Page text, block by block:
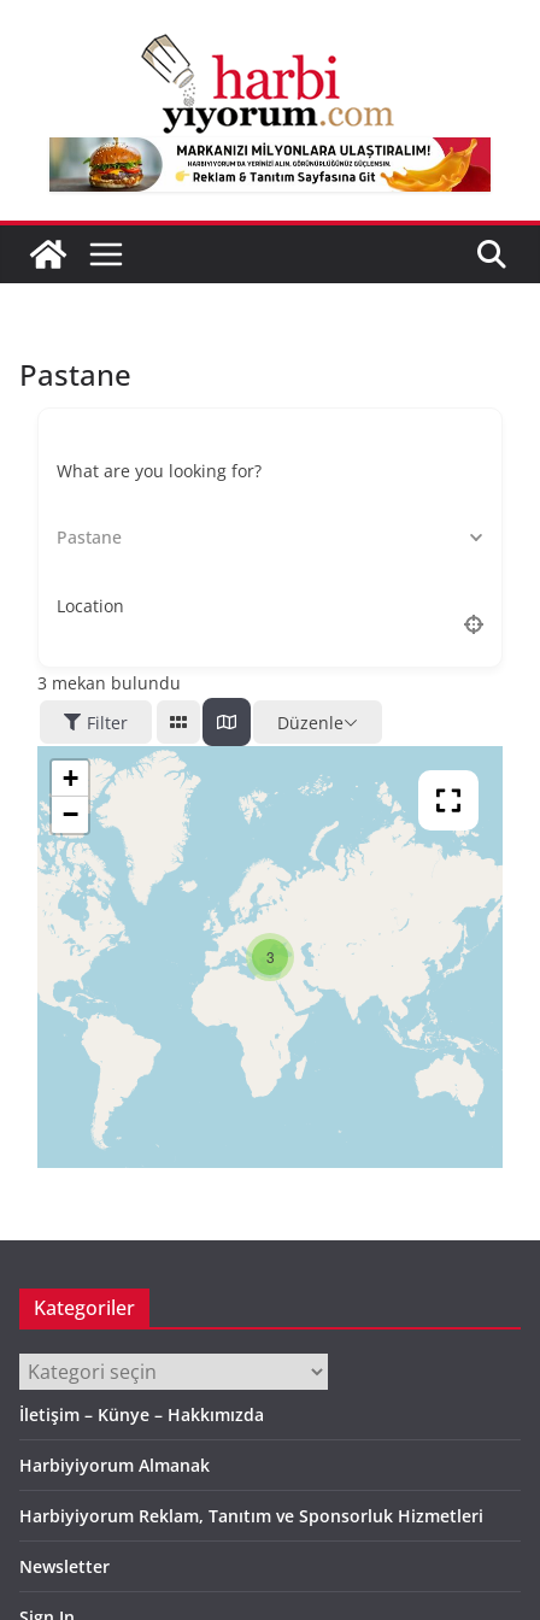
Pastane
What are you looking for?
Pastane
Location
3 mekan bulundu
Filter
Düzenle
3
+
−
Kategoriler
Kategoriler
İletişim – Künye – Hakkımızda
Harbiyiyorum Almanak
Harbiyiyorum Reklam, Tanıtım ve Sponsorluk Hizmetleri
Newsletter